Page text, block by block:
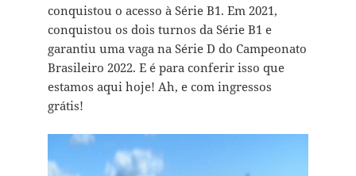
conquistou o acesso à Série B1. Em 2021,
conquistou os dois turnos da Série B1 e
garantiu uma vaga na Série D do Campeonato
Brasileiro 2022. E é para conferir isso que
estamos aqui hoje! Ah, e com ingressos
grátis!